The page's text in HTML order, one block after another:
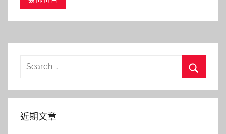
Search
近期文章